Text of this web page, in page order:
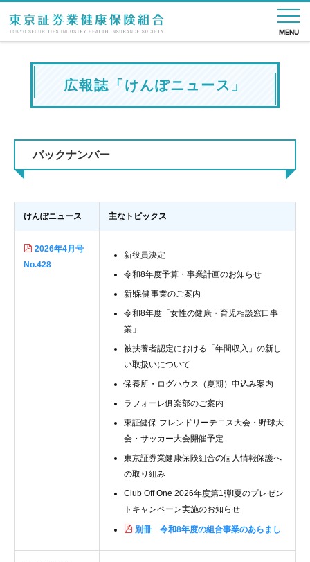
MENU
の
く
み
の
付
施
疾病
予防
診
所
手
き
書
覧
あ
質
問
案
広報誌「けんぽニュース」
バックナンバー
けんぽニュース 主なトピックス
2026年4月号
No.428
新役員決定
令和8年度予算・事業計画のお知らせ
新!保健事業のご案内
令和8年度「女性の健康・育児相談窓口事
業」
被扶養者認定における「年間収入」の新し
い取扱いについて
保養所・ログハウス（夏期）申込み案内
ラフォーレ俱楽部のご案内
東証健保 フレンドリーテニス大会・野球大
会・サッカー大会開催予定
東京証券業健康保険組合の個人情報保護へ
の取り組み
Club Off One 2026年度第1弾!夏のプレゼン
トキャンペーン実施のお知らせ
別冊 令和8年度の組合事業のあらまし